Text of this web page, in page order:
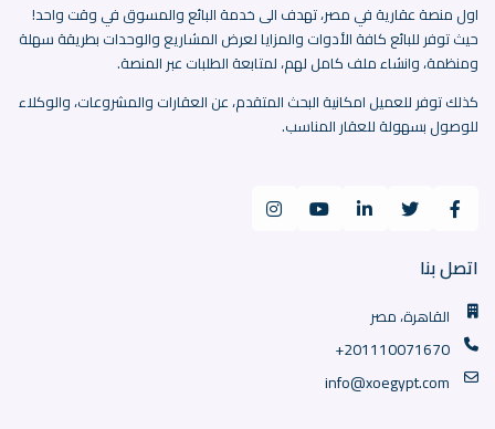
اول منصة عقارية في مصر، تهدف الى خدمة البائع والمسوق في وقت واحد!
حيث توفر للبائع كافة الأدوات والمزايا لعرض المشاريع والوحدات بطريقة سهلة
ومنظمة، وانشاء ملف كامل لهم، لمتابعة الطلبات عبر المنصة.
كذلك توفر للعميل امكانية البحث المتقدم، عن العقارات والمشروعات، والوكلاء
للوصول بسهولة للعقار المناسب.
اتصل بنا
القاهرة، مصر
+201110071670
info@xoegypt.com